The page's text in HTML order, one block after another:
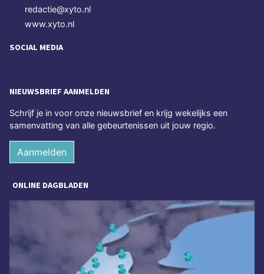
redactie@xyto.nl
www.xyto.nl
SOCIAL MEDIA
NIEUWSBRIEF AANMELDEN
Schrijf je in voor onze nieuwsbrief en krijg wekelijks een
samenvatting van alle gebeurtenissen uit jouw regio.
Aanmelden
ONLINE DAGBLADEN